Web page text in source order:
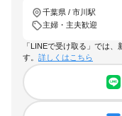
千葉県 / 市川駅
主婦・主夫歓迎
「LINEで受け取る」では
す。 詳しくはこちら